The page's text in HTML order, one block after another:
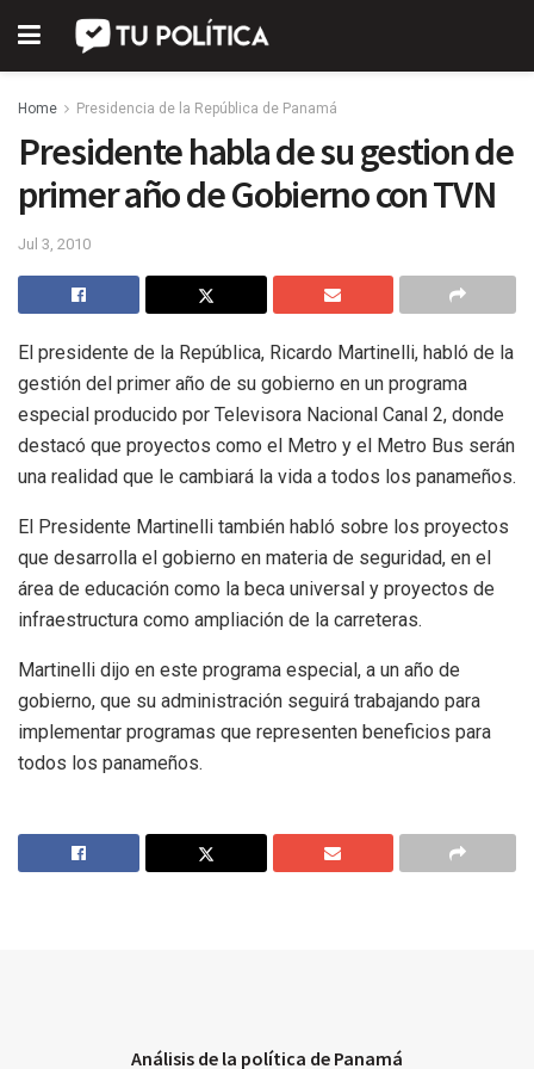
Home Presidencia de la República de Panamá
Presidente habla de su gestion de
primer año de Gobierno con TVN
Jul 3, 2010
El presidente de la República, Ricardo Martinelli, habló de la
gestión del primer año de su gobierno en un programa
especial producido por Televisora Nacional Canal 2, donde
destacó que proyectos como el Metro y el Metro Bus serán
una realidad que le cambiará la vida a todos los panameños.
El Presidente Martinelli también habló sobre los proyectos
que desarrolla el gobierno en materia de seguridad, en el
área de educación como la beca universal y proyectos de
infraestructura como ampliación de la carreteras.
Martinelli dijo en este programa especial, a un año de
gobierno, que su administración seguirá trabajando para
implementar programas que representen beneficios para
todos los panameños.
Análisis de la política de Panamá